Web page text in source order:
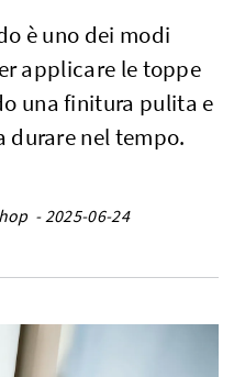
è uno dei modi
applicare le toppe
una finitura pulita e
durare nel tempo.
- 2025-06-24